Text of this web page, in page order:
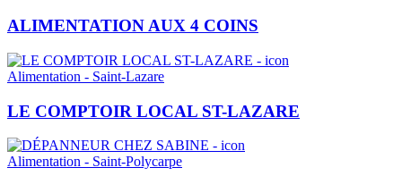
ALIMENTATION AUX 4 COINS
Alimentation - Saint-Lazare
LE COMPTOIR LOCAL ST-LAZARE
Alimentation - Saint-Polycarpe